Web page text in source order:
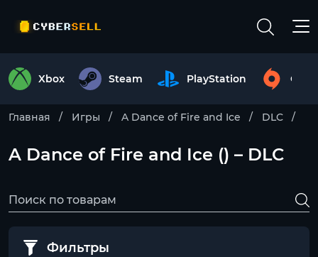
Xbox Steam PlayStation
Главная Игры A Dance of Fire and Ice DLC
A Dance of Fire and Ice () – DLC
Фильтры